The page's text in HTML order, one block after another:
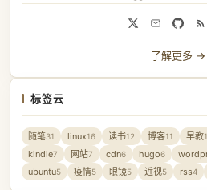
了解更多 →
标签云
随笔31 linux16 读书12 博客11 早教
kindle7 网站7 cdn6 hugo6
ubuntu5 疫情5 眼镜5 近视5 rss4